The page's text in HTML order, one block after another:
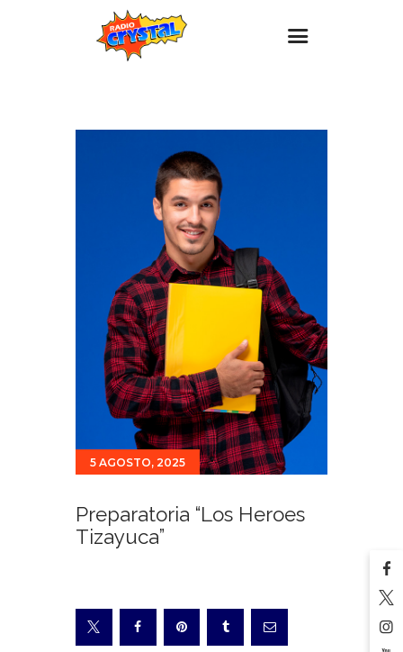
Promociones
Contacto
5 AGOSTO, 2025
Preparatoria “Los Heroes
Tizayuca”